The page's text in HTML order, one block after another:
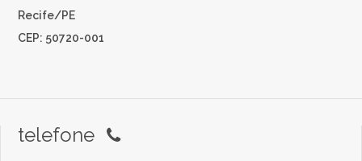
Recife/PE
CEP: 50720-001
telefone